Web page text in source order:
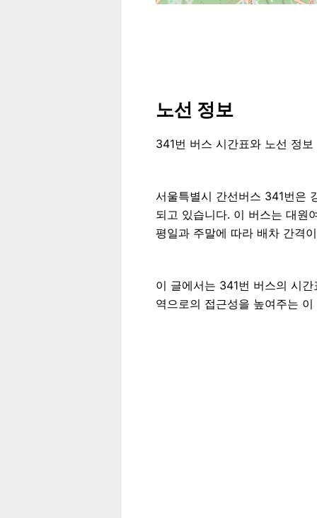
노선 정보
341번 버스 시간표와 노선 정보
서울특별시 간선버스 341번은
되고 있습니다. 이 버스는 대원
평일과 주말에 따라 배차 간격
이 글에서는 341번 버스의 시
역으로의 접근성을 높여주는